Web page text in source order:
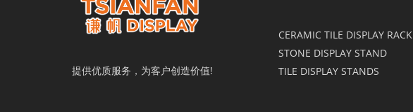
提供优质服务，为客户创造价值!
CERAMIC TILE DISPLAY RACK
STONE DISPLAY STAND
TILE DISPLAY STANDS